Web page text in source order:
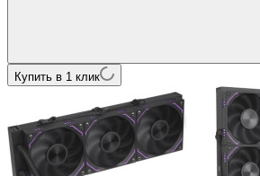
Купить в 1 клик